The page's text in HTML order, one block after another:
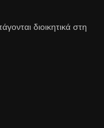
διοικητικά στη